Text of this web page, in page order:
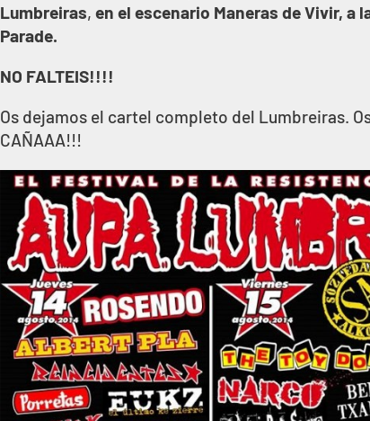
Lumbreiras,en el escenario Maneras de Vivir, a
Parade.
NO FALTEIS!!!!
Os dejamos el cartel completo del Lumbreiras.
CAÑAAA!!!